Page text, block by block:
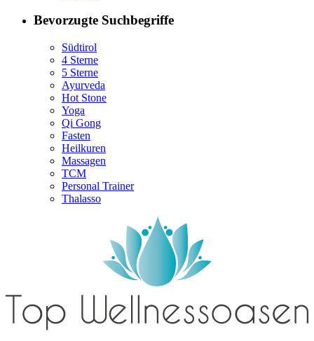
Bevorzugte Suchbegriffe
Südtirol
4 Sterne
5 Sterne
Ayurveda
Hot Stone
Yoga
Qi Gong
Fasten
Heilkuren
Massagen
TCM
Personal Trainer
Thalasso